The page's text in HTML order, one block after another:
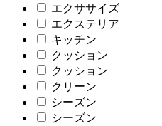
エクササイズ
エクステリア
キッチン
クッション
クッション
クリーン
シーズン
シーズン